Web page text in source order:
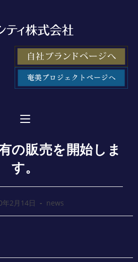
の販売を開始しま
す。
年2月14日 news